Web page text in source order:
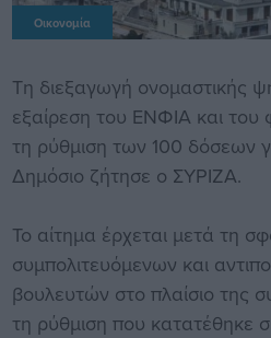
Οικονομία
Τη διεξαγωγή ονομαστικής
εξαίρεση του ΕΝΦΙΑ και
τη ρύθμιση των 100 δόσεων
Δημόσιο ζήτησε ο ΣΥΡΙΖΑ.
Το αίτημα έρχεται μετά τη
συμπολιτευόμενων και
βουλευτών στο πλαίσιο της
τη ρύθμιση που κατατέθηκε